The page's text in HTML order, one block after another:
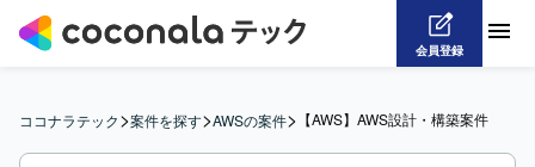
会員登録
ココナラテック>案件を探す>AWSの案件> 【AWS】AWS設計・構築案件